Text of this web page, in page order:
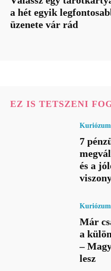
a hét egyik
üzenete vár rád
EZ IS TETSZENI
Kuriózum
7
és a
Kuriózum
Már
a
–
lesz